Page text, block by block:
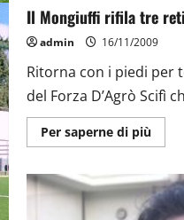
Il Mongiuffi rifila tre
admin 16/11/2009
Ritorna con i piedi per
del Forza D’Agrò Scifì
Per saperne di più
rifila
tre